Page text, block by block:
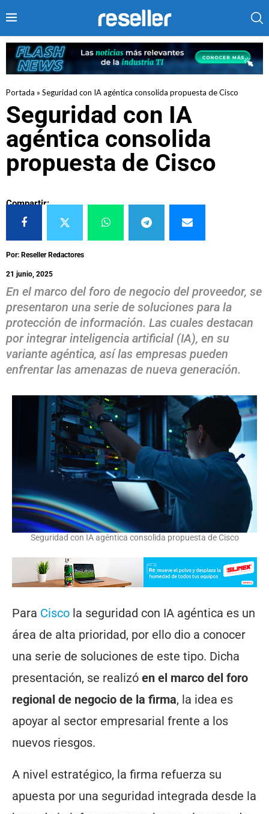
Portada » Seguridad con IA agéntica consolida propuesta de Cisco
Seguridad con IA
agéntica consolida
propuesta de Cisco
Compartir:
Por: Reseller Redactores
21 junio, 2025
En el marco del foro de negocio del proveedor, se
presentaron una serie de soluciones para la
protección de información. Las cuales destacan
por integrar inteligencia artificial (IA), en su
variante agéntica, así las empresas pueden
enfrentar las amenazas de nueva generación.
Seguridad con IA agéntica consolida propuesta de Cisco
Para Cisco la seguridad con IA agéntica es un
área de alta prioridad, por ello dio a conocer
una serie de soluciones de este tipo. Dicha
presentación, se realizó en el marco del foro
regional de negocio de la firma, la idea es
apoyar al sector empresarial frente a los
nuevos riesgos.
A nivel estratégico, la firma refuerza su
apuesta por una seguridad integrada desde la